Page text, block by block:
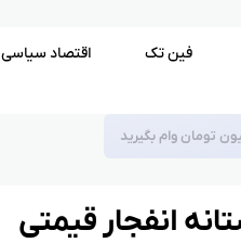
فین تک اقتصاد سیاسی
انفجار قیمتی